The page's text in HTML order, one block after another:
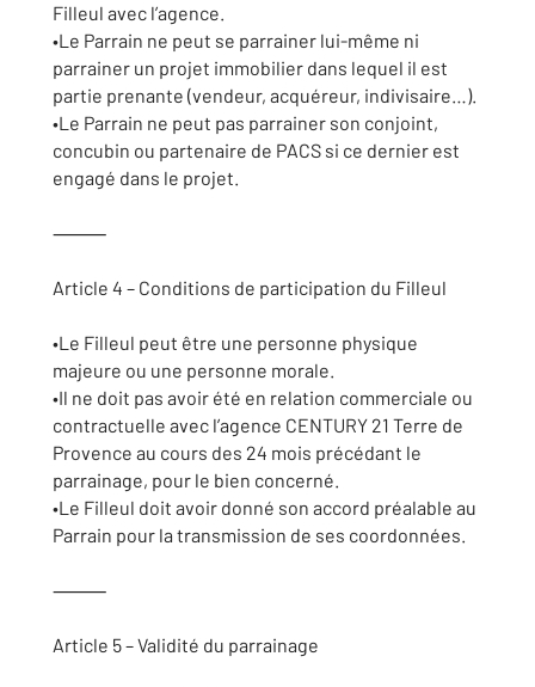
Filleul avec l’agence.
•Le Parrain ne peut se parrainer lui-même ni
parrainer un projet immobilier dans lequel il est
partie prenante (vendeur, acquéreur, indivisaire…).
•Le Parrain ne peut pas parrainer son conjoint,
concubin ou partenaire de PACS si ce dernier est
engagé dans le projet.
⸻
Article 4 – Conditions de participation du Filleul
•Le Filleul peut être une personne physique
majeure ou une personne morale.
•Il ne doit pas avoir été en relation commerciale ou
contractuelle avec l’agence CENTURY 21 Terre de
Provence au cours des 24 mois précédant le
parrainage, pour le bien concerné.
•Le Filleul doit avoir donné son accord préalable au
Parrain pour la transmission de ses coordonnées.
⸻
Article 5 – Validité du parrainage